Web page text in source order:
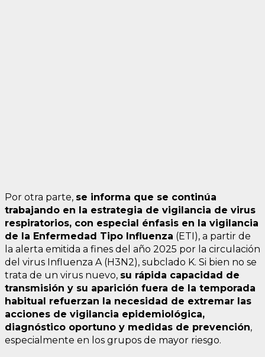
Por otra parte, se informa que se continúa
trabajando en la estrategia de vigilancia de virus
respiratorios, con especial énfasis en la vigilancia
de la Enfermedad Tipo Influenza (ETI), a partir de
la alerta emitida a fines del año 2025 por la circulación
del virus Influenza A (H3N2), subclado K. Si bien no se
trata de un virus nuevo, su rápida capacidad de
transmisión y su aparición fuera de la temporada
habitual refuerzan la necesidad de extremar las
acciones de vigilancia epidemiológica,
diagnóstico oportuno y medidas de prevención,
especialmente en los grupos de mayor riesgo.